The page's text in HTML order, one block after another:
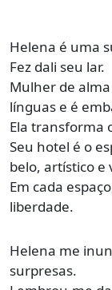
Helena é uma
Fez dali seu lar.
Mulher de
línguas e é
Ela transforma
Seu hotel é o
belo, artístico e
Em cada
liberdade.
Helena me
surpresas.